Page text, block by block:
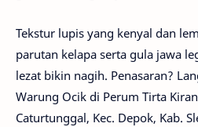
Tekstur lupis yang kenyal dan
parutan kelapa serta gula jawa
lezat bikin nagih. Penasaran?
Warung Ocik di Perum Tirta
Caturtunggal, Kec. Depok, Kab.